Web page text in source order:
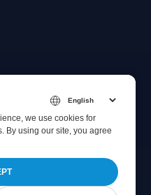
we use cookies for
By using our site, you agree